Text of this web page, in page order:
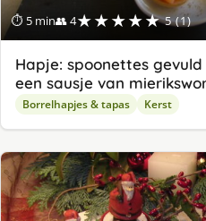
⏱ 5 min👥 4★★★★★ 5 (1)
Hapje: spoonettes
een sausje van
Borrelhapjes & tapas Kerst